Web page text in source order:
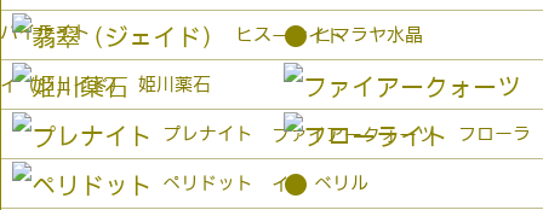
パイライト ーサイト
ヒス
イ（ジェイド）
● ヒマラヤ水晶
姫川薬石
ファイアークォーツ
プレナイト フローラ
イト
ペリドット ● ベリル